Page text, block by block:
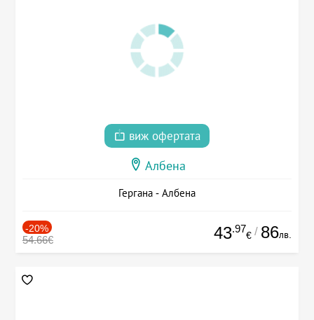
виж офертата
Албена
Гергана - Албена
-20%
54.66€ 43.97
€ / 86лв.